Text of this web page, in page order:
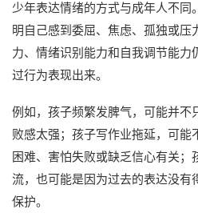
少年表达情绪的方式与成年人不同
明自己感到委屈、焦虑、孤独或压
力、情绪识别能力和自我调节能力
过行为表现出来。
例如，孩子频繁发脾气，可能并不
败感太强；孩子写作业拖延，可能
困难、害怕失败或缺乏信心有关；
流，也可能是因为过去的表达没有
保护。